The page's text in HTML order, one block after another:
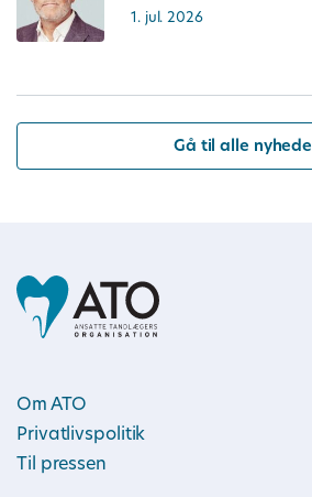
1. jul. 2026
Gå til alle
Om ATO
Privatlivspolitik
Til pressen